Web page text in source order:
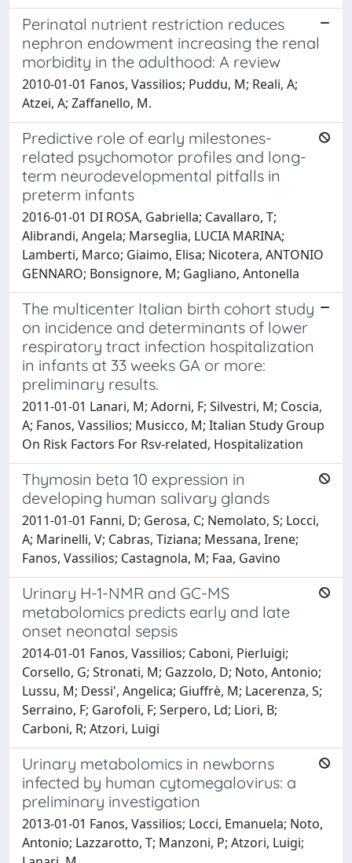
Perinatal nutrient restriction reduces
nephron endowment increasing the renal
morbidity in the adulthood: A review
2010-01-01 Fanos, Vassilios; Puddu, M; Reali, A;
Atzei, A; Zaffanello, M.
Predictive role of early milestones-
related psychomotor profiles and long-
term neurodevelopmental pitfalls in
preterm infants
2016-01-01 DI ROSA, Gabriella; Cavallaro, T;
Alibrandi, Angela; Marseglia, LUCIA MARINA;
Lamberti, Marco; Giaimo, Elisa; Nicotera, ANTONIO
GENNARO; Bonsignore, M; Gagliano, Antonella
The multicenter Italian birth cohort study
on incidence and determinants of lower
respiratory tract infection hospitalization
in infants at 33 weeks GA or more:
preliminary results.
2011-01-01 Lanari, M; Adorni, F; Silvestri, M; Coscia,
A; Fanos, Vassilios; Musicco, M; Italian Study Group
On Risk Factors For Rsv-related, Hospitalization
Thymosin beta 10 expression in
developing human salivary glands
2011-01-01 Fanni, D; Gerosa, C; Nemolato, S; Locci,
A; Marinelli, V; Cabras, Tiziana; Messana, Irene;
Fanos, Vassilios; Castagnola, M; Faa, Gavino
Urinary H-1-NMR and GC-MS
metabolomics predicts early and late
onset neonatal sepsis
2014-01-01 Fanos, Vassilios; Caboni, Pierluigi;
Corsello, G; Stronati, M; Gazzolo, D; Noto, Antonio;
Lussu, M; Dessi', Angelica; Giuffrè, M; Lacerenza, S;
Serraino, F; Garofoli, F; Serpero, Ld; Liori, B;
Carboni, R; Atzori, Luigi
Urinary metabolomics in newborns
infected by human cytomegalovirus: a
preliminary investigation
2013-01-01 Fanos, Vassilios; Locci, Emanuela; Noto,
Antonio; Lazzarotto, T; Manzoni, P; Atzori, Luigi;